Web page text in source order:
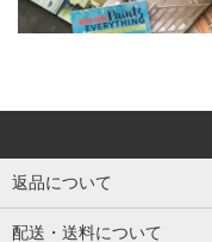
返品について
配送・送料について